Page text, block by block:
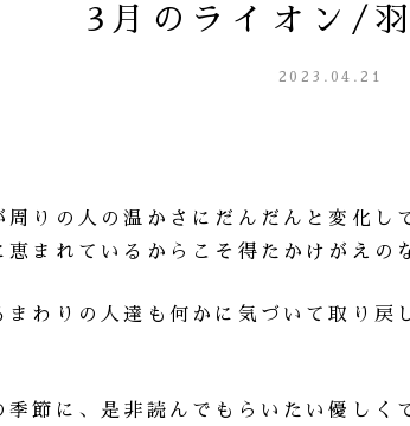
3月のライオン/
2023.04.21
りの人の温かさにだんだんと変化し
まれているからこそ得たかけがえの
わりの人達も何かに気づいて取り
節に、是非読んでもらいたい優しく